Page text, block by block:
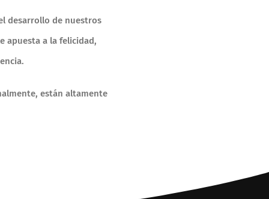
desarrollo de nuestros
apuesta a la felicidad,
están altamente